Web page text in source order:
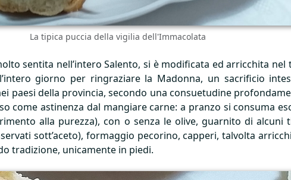
La tipica puccia della vigilia dell'Immacolata
sentita nell’intero Salento, si è modificata ed arricchita
giorno per ringraziare la Madonna, un sacrificio
paesi della provincia, secondo una consuetudine
come astinenza dal mangiare carne: a pranzo si consuma
alla purezza), con o senza le olive, guarnito di alcuni
sott’aceto), formaggio pecorino, capperi, talvolta
tradizione, unicamente in piedi.